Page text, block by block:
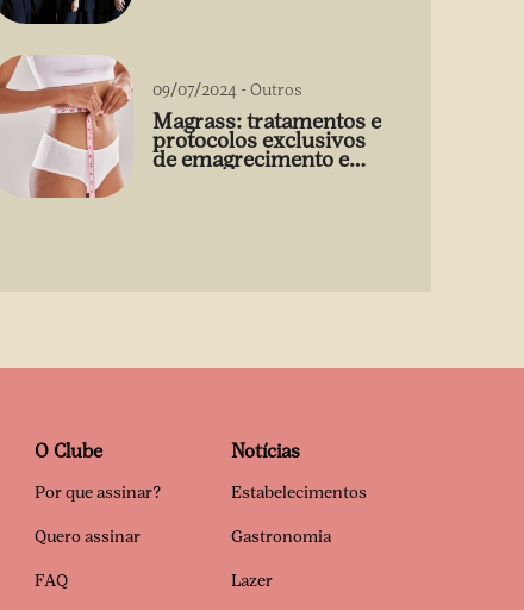
09/07/2024 -Outros
Magrass: tratamentos e
protocolos exclusivos
de emagrecimento e
estética sem uso de
O Clube
Por que assinar?
Quero assinar
FAQ
Notícias
Estabelecimentos
Gastronomia
Lazer